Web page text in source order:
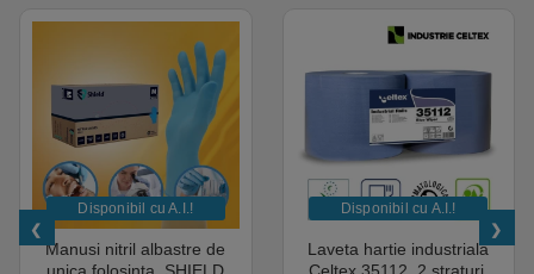
Disponibil cu A.I.​!
Manusi nitril albastre de
unica folosinta, SHIELD
Disponibil cu A.I.​!
Laveta hartie industriala
Celtex 35112, 2 straturi,